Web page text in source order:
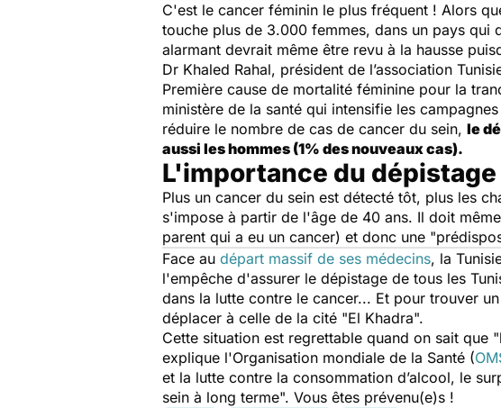
C'est le cancer féminin le plus fréquent ! Alors
touche plus de 3.000 femmes, dans un pays qui
alarmant devrait même être revu à la hausse
Dr Khaled Rahal, président de l’association
Première cause de mortalité féminine pour la
ministère de la santé qui intensifie les
réduire le nombre de cas de cancer du sein, le
aussi les hommes (1% des nouveaux cas).
L'importance du
Plus un cancer du sein est détecté tôt, plus les
s'impose à partir de l'âge de 40 ans. Il doit
parent qui a eu un cancer) et donc une
Face au départ massif de ses médecins, la
l'empêche d'assurer le dépistage de tous les
dans la lutte contre le cancer... Et pour trouver
déplacer à celle de la cité "El Khadra".
Cette situation est regrettable quand on sait que "
explique l'Organisation mondiale de la Santé (
et la lutte contre la consommation d’alcool, le
sein à long terme". Vous êtes prévenu(e)s !